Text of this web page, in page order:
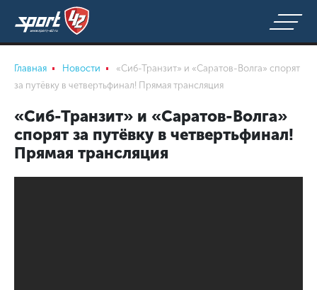
Главная Новости
«Сиб-Транзит» и «Саратов-Волга» спорят
за путёвку в четвертьфинал! Прямая трансляция
«Сиб-Транзит» и «Саратов-Волга»
спорят за путёвку в четвертьфинал!
Прямая трансляция